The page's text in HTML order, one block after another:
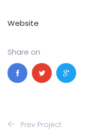
Website
Share on
Prev Project